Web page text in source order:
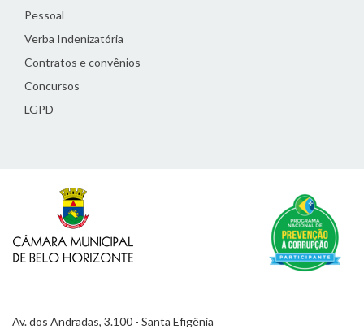
Pessoal
Verba Indenizatória
Contratos e convênios
Concursos
LGPD
Av. dos Andradas, 3.100 - Santa Efigênia